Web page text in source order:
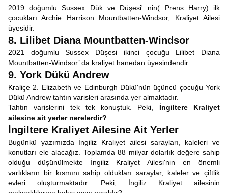
2019 doğumlu Sussex Dük ve Düşesi' nin( Prens Harry) ilk
çocukları Archie Harrison Mountbatten-Windsor, Kraliyet Ailesi
üyesidir.
8. Lilibet Diana Mountbatten-Windsor
2021 doğumlu Sussex Düşesi ikinci çocuğu Lilibet Diana
Mountbatten-Windsor’ da kraliyet hanedan üyesindendir.
9. York Dükü Andrew
Kraliçe 2. Elizabeth ve Edinburgh Dükü'nün üçüncü çocuğu York
Dükü Andrew tahtın varisleri arasında yer almaktadır.
Tahtın varislerini tek tek konuştuk. Peki, İngiltere Kraliyet
ailesine ait yerler nerelerdir?
İngiltere Kraliyet Ailesine Ait Yerler
Bugünkü yazımızda İngiliz Kraliyet ailesi sarayları, kaleleri ve
konutları ele alacağız. Toplamda 88 milyar dolarlık değere sahip
olduğu düşünülmekte İngiliz Kraliyet Ailesi'nin en önemli
varlıkların bir kısmını sahip oldukları saraylar, kaleler ve çiftlik
evleri oluşturmaktadır. Peki, İngiliz Kraliyet ailesinin